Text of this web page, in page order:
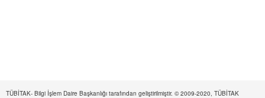
TÜBİTAK- Bilgi İşlem Daire Başkanlığı tarafından geliştirilmiştir. © 2009-2020, TÜBİTAK